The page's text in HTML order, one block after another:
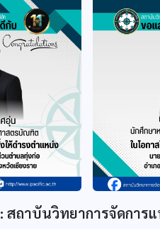
สถาบันวิทยาการจัดการ